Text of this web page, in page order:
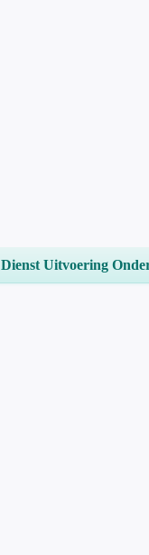
Dienst Uitvoering